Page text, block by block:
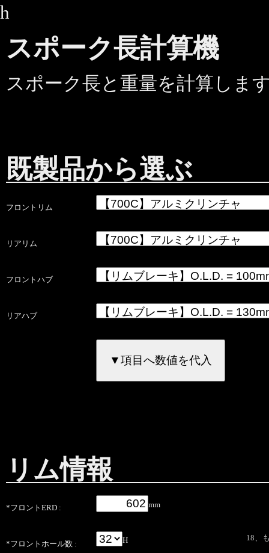
h
スポーク長計算機
スポーク長と重量を計算しま
既製品から選ぶ
フロントリム
リアリム
フロントハブ
リアハブ
リム情報
*フロントERD : mm
*フロントホール数 : H 18、